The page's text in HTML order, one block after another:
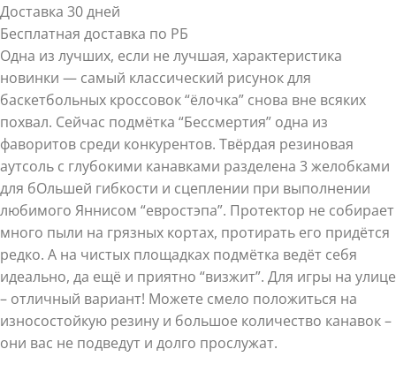
Доставка 30 дней
Бесплатная доставка по РБ
Одна из лучших, если не лучшая, характеристика
новинки — самый классический рисунок для
баскетбольных кроссовок “ёлочка” снова вне всяких
похвал. Сейчас подмётка “Бессмертия” одна из
фаворитов среди конкурентов. Твёрдая резиновая
аутсоль с глубокими канавками разделена 3 желобками
для бОльшей гибкости и сцеплении при выполнении
любимого Яннисом “евростэпа”. Протектор не собирает
много пыли на грязных кортах, протирать его придётся
редко. А на чистых площадках подмётка ведёт себя
идеально, да ещё и приятно “визжит”. Для игры на улице
– отличный вариант! Можете смело положиться на
износостойкую резину и большое количество канавок –
они вас не подведут и долго прослужат.